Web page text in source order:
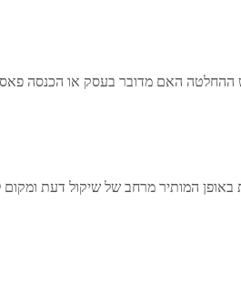
ההחלטה האם מדובר בעסק או הכנסה
באופן המותיר מרחב של שיקול דעת